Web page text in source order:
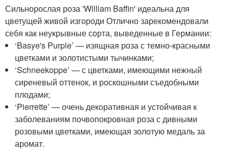
Сильнорослая роза 'William Baffin' идеальна для
цветущей живой изгороди Отлично зарекомендовали
себя как неукрывные сорта, выведенные в Германии:
‘Basye's Purple’ — изящная роза с темно-красными
цветками и золотистыми тычинками;
‘Schneekoppe’ — с цветками, имеющими нежный
сиреневый оттенок, и роскошными съедобными
плодами;
‘Pierrette’ — очень декоративная и устойчивая к
заболеваниям почвопокровная роза с дивными
розовыми цветками, имеющая золотую медаль за
аромат.